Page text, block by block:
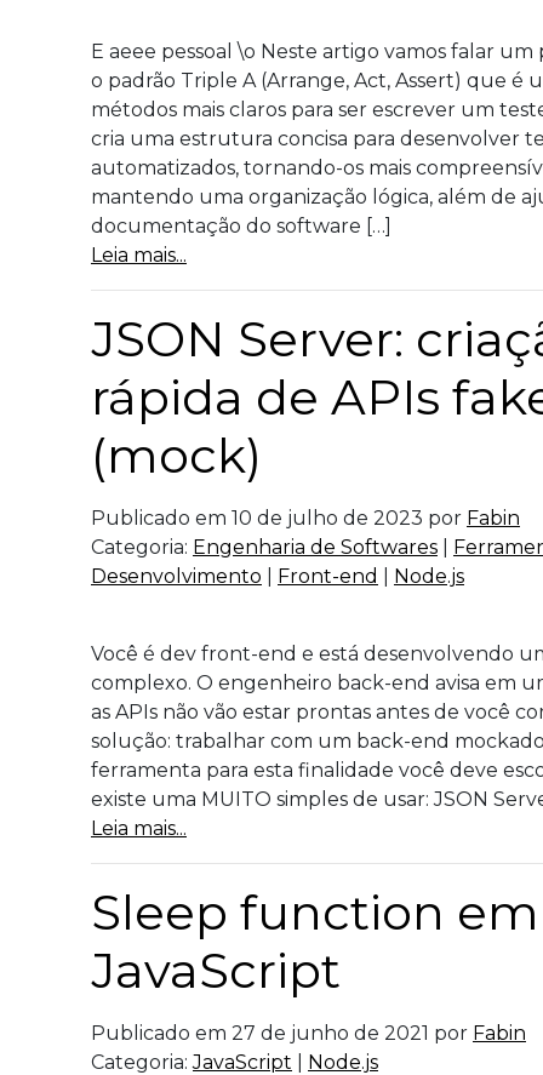
E aeee pessoal \o Neste artigo vamos falar
o padrão Triple A (Arrange, Act, Assert) que é
métodos mais claros para ser escrever um
cria uma estrutura concisa para desenvolver
automatizados, tornando-os mais
mantendo uma organização lógica, além de
documentação do software […]
Leia mais...
JSON Server:
rápida de APIs
(mock)
Publicado em 10 de julho de 2023 por Fabin
Categoria: Engenharia de Softwares
Desenvolvimento
Front-end Node.js
Você é dev front-end e está desenvolvendo
complexo. O engenheiro back-end avisa em
as APIs não vão estar prontas antes de você
solução: trabalhar com um back-end
ferramenta para esta finalidade você deve
existe uma MUITO simples de usar: JSON
Leia mais...
Sleep function em
JavaScript
Publicado em 27 de junho de 2021 por Fabin
Categoria:JavaScript Node.js